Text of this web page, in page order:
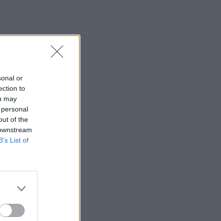
or
to
may
of the
List of
Σητεία: Φωτιά στα Αχλάδια, δύσκολη
μάχη με τις φλόγες - Βίντεο